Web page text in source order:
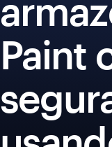
Paint